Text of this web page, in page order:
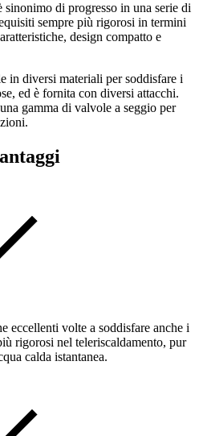
di progresso in una serie di
sempre più rigorosi in termini
design compatto e
in diversi materiali per soddisfare i
ed è fornita con diversi attacchi.
gamma di valvole a seggio per
eccellenti volte a soddisfare anche i
rigorosi nel teleriscaldamento, pur
calda istantanea.